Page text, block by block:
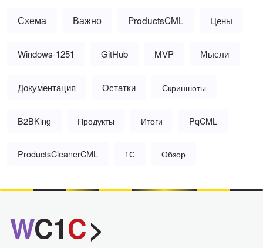
Схема Важно ProductsCML Цены
Windows-1251 GitHub MVP Мысли
Документация Остатки Скриншоты
B2BKing Продукты Итоги PqCML
ProductsCleanerCML 1С Обзор
WC1C>